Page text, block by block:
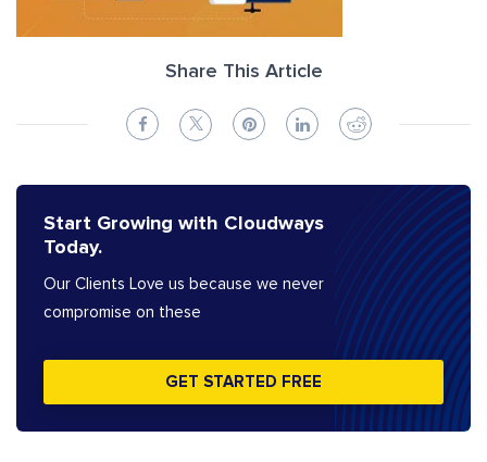
Share This Article
Start Growing with Cloudways
Today.
Our Clients Love us because we never
compromise on these
GET STARTED FREE